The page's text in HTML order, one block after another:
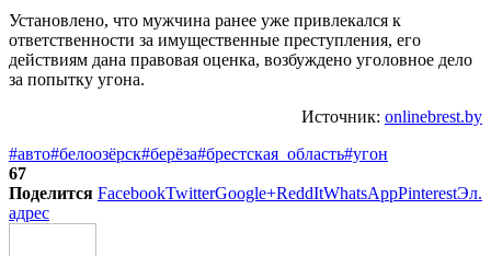
Установлено, что мужчина ранее уже привлекался к
ответственности за имущественные преступления, его
действиям дана правовая оценка, возбуждено уголовное дело
за попытку угона.
Источник: onlinebrest.by
#авто#белоозёрск#берёза#брестская_область#угон
67
Поделится FacebookTwitterGoogle+ReddItWhatsAppPinterestЭл.
адрес